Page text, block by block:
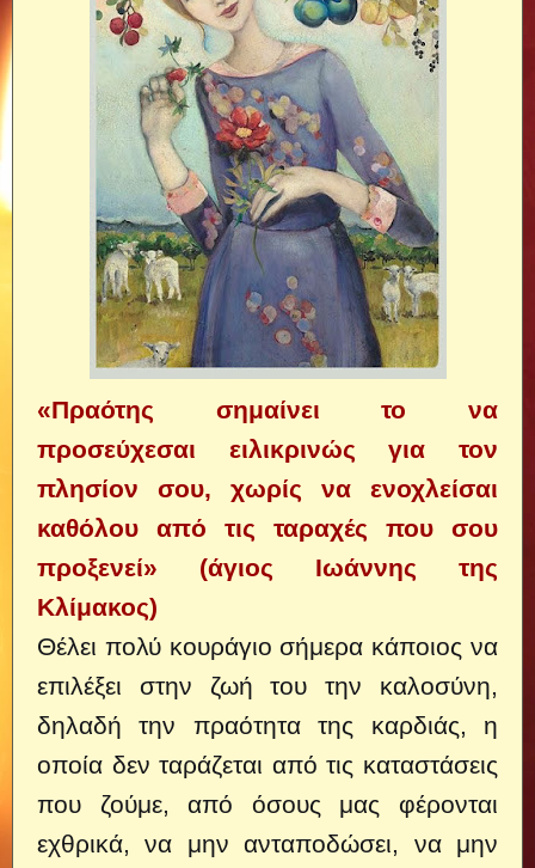
«Πραότης σημαίνει το να
προσεύχεσαι ειλικρινώς για τον
πλησίον σου, χωρίς να ενοχλείσαι
καθόλου από τις ταραχές που σου
προξενεί» (άγιος Ιωάννης της
Κλίμακος)
Θέλει πολύ κουράγιο σήμερα κάποιος να
επιλέξει στην ζωή του την καλοσύνη,
δηλαδή την πραότητα της καρδιάς, η
οποία δεν ταράζεται από τις καταστάσεις
που ζούμε, από όσους μας φέρονται
εχθρικά, να μην ανταποδώσει, να μην